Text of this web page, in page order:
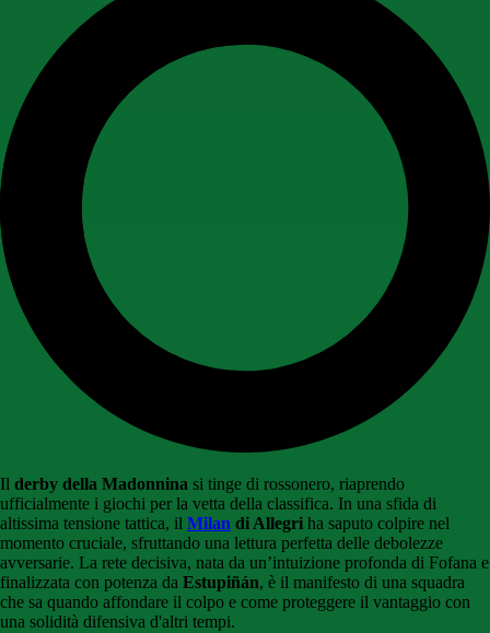
Il derby della Madonnina si tinge di rossonero, riaprendo
ufficialmente i giochi per la vetta della classifica. In una sfida di
altissima tensione tattica, il Milan di Allegri ha saputo colpire nel
momento cruciale, sfruttando una lettura perfetta delle debolezze
avversarie. La rete decisiva, nata da un’intuizione profonda di Fofana e
finalizzata con potenza da Estupiñán, è il manifesto di una squadra
che sa quando affondare il colpo e come proteggere il vantaggio con
una solidità difensiva d'altri tempi.